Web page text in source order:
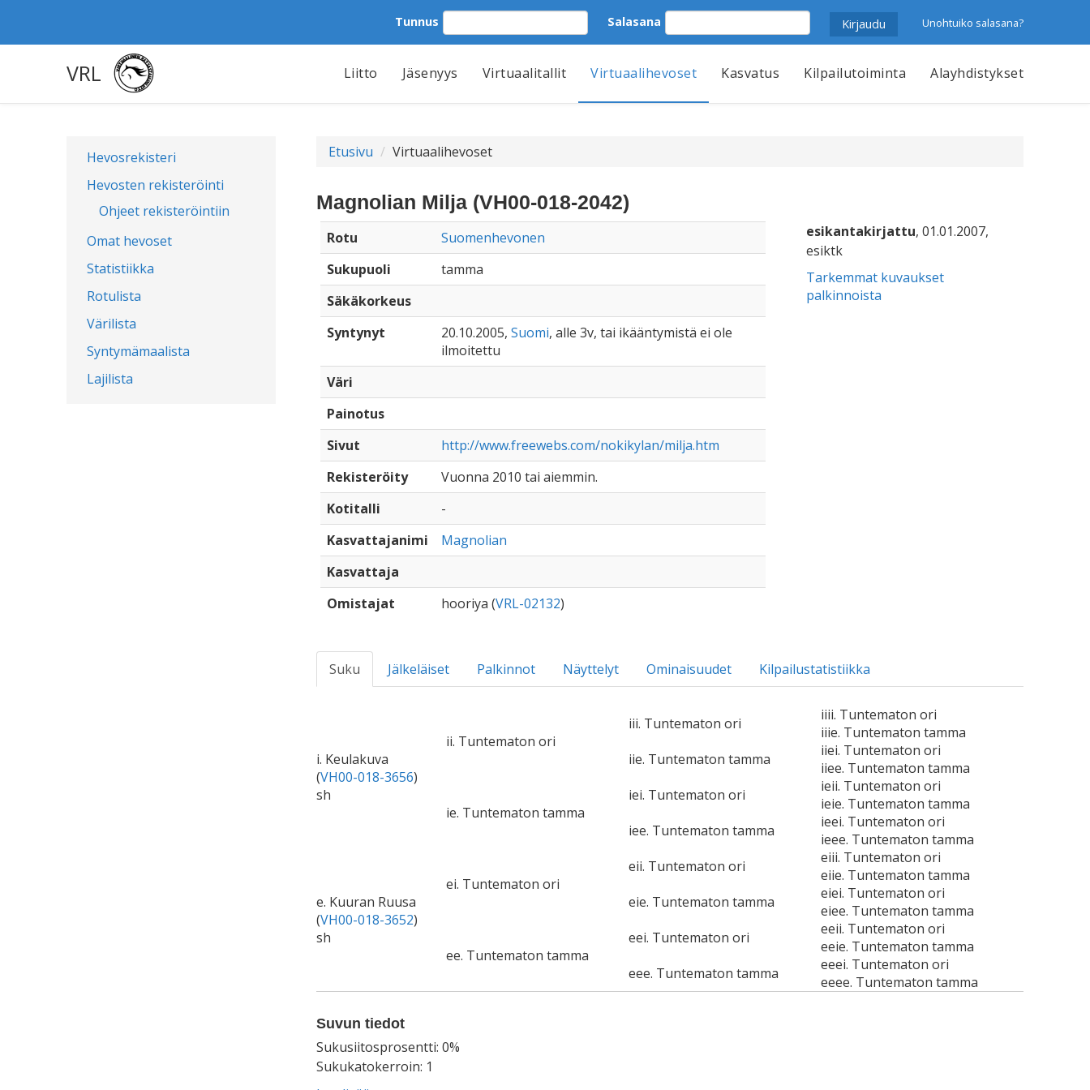
Tunnus Salasana Unohtuiko salasana?
VRL Liitto Jäsenyys Virtuaalitallit Virtuaalihevoset Kasvatus Kilpailutoiminta Alayhdistykset
Hevosrekisteri
Hevosten rekisteröinti
Ohjeet rekisteröintiin
Omat hevoset
Statistiikka
Rotulista
Värilista
Syntymämaalista
Lajilista
Etusivu Virtuaalihevoset
Magnolian Milja (VH00-018-2042)
Rotu
Suomenhevonen
Sukupuoli
tamma
Säkäkorkeus
Syntynyt
20.10.2005, Suomi, alle 3v, tai ikääntymistä ei ole
ilmoitettu
Väri
Painotus
Sivut
http://www.freewebs.com/nokikylan/milja.htm
Rekisteröity
Vuonna 2010 tai aiemmin.
Kotitalli
-
Kasvattajanimi
Magnolian
Kasvattaja
Omistajat
hooriya (VRL-02132)
esikantakirjattu, 01.01.2007,
esiktk
Tarkemmat kuvaukset
palkinnoista
Suku Jälkeläiset Palkinnot Näyttelyt Ominaisuudet Kilpailustatistiikka
i. Keulakuva
(VH00-018-3656)
sh
ii. Tuntematon ori
iii. Tuntematon ori
iiii. Tuntematon ori
iiie. Tuntematon tamma
iie. Tuntematon tamma
iiei. Tuntematon ori
iiee. Tuntematon tamma
ie. Tuntematon tamma
iei. Tuntematon ori
ieii. Tuntematon ori
ieie. Tuntematon tamma
iee. Tuntematon tamma
ieei. Tuntematon ori
ieee. Tuntematon tamma
e. Kuuran Ruusa
(VH00-018-3652)
sh
ei. Tuntematon ori
eii. Tuntematon ori
eiii. Tuntematon ori
eiie. Tuntematon tamma
eie. Tuntematon tamma
eiei. Tuntematon ori
eiee. Tuntematon tamma
ee. Tuntematon tamma
eei. Tuntematon ori
eeii. Tuntematon ori
eeie. Tuntematon tamma
eee. Tuntematon tamma
eeei. Tuntematon ori
eeee. Tuntematon tamma
Suvun tiedot
Sukusiitosprosentti: 0%
Sukukatokerroin: 1